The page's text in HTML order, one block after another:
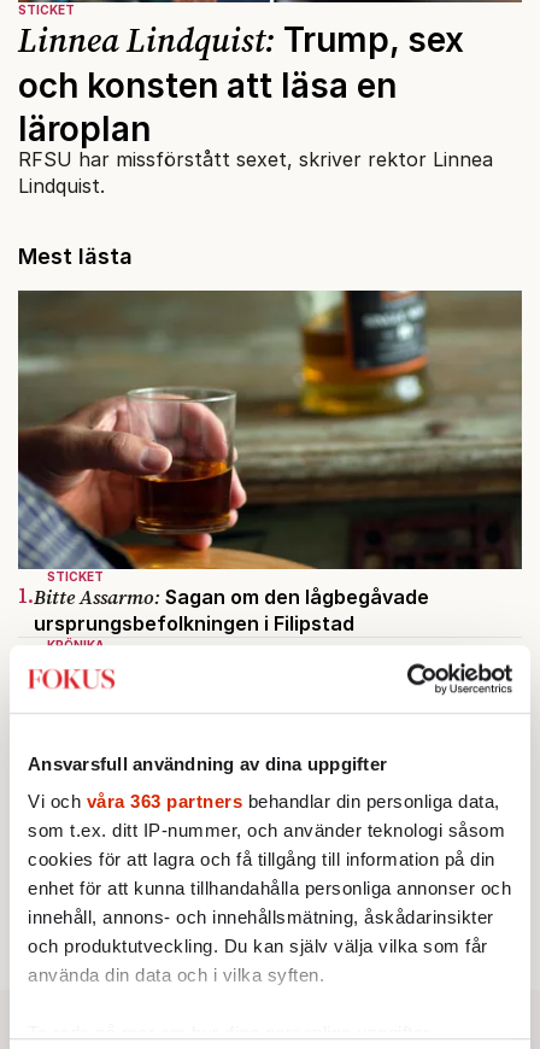
Ansvarsfull användning av dina uppgifter
Vi och våra 363 partners behandlar din personliga data,
som t.ex. ditt IP-nummer, och använder teknologi såsom
cookies för att lagra och få tillgång till information på din
enhet för att kunna tillhandahålla personliga annonser och
innehåll, annons- och innehållsmätning, åskådarinsikter
och produktutveckling. Du kan själv välja vilka som får
använda din data och i vilka syften.
STICKET
Linnea Lindquist: Trump, sex
och konsten att läsa en
läroplan
RFSU har missförstått sexet, skriver rektor Linnea
Lindquist.
Mest lästa
STICKET
1.Bitte Assarmo: Sagan om den lågbegåvade
ursprungsbefolkningen i Filipstad
KRÖNIKA
2.Sakine Madon:
Efter islamistdådet oroar sig
vänstern för Agnes Wold
STICKET
KRÖNIKA
4.Frans Wachtmeister:Ja, AC är ett hot mot den
franska civilisationen
UTRIKES
5. Därför liknar Putin både tsaren och Stalin
Av: Bengt Jangfeldt
STICKET
6. Christoffer Jonsson: Inte nu igen, Vänsterpartiet!